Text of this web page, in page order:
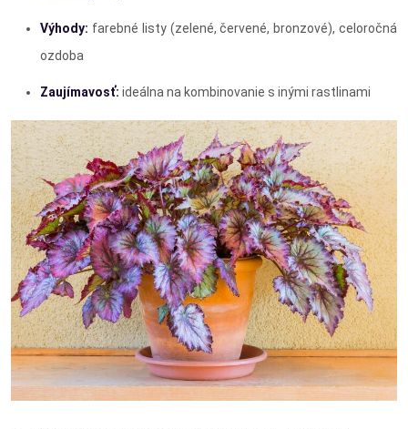
Výhody: farebné listy (zelené, červené, bronzové), celoročná
ozdoba
Zaujímavosť: ideálna na kombinovanie s inými rastlinami